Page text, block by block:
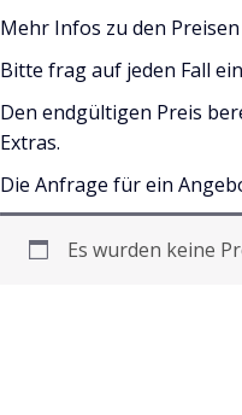
Mehr Infos zu den
Bitte frag auf jeden Fall
Den endgültigen Preis
Extras.
Die Anfrage für ein
Es wurden keine